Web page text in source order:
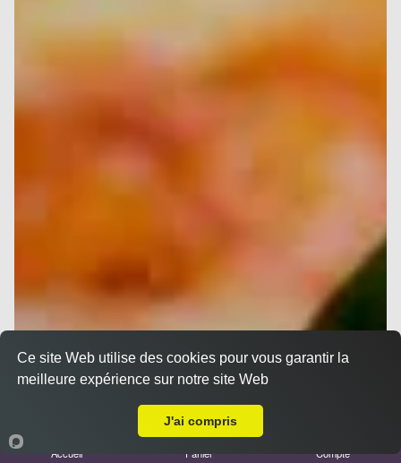
Accueil Panier Compte
Ce site Web utilise des cookies pour vous garantir la
meilleure expérience sur notre site Web
J'ai compris